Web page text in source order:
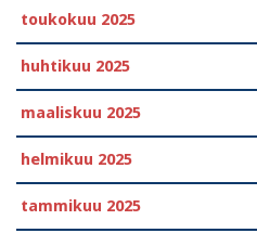
toukokuu 2025
huhtikuu 2025
maaliskuu 2025
helmikuu 2025
tammikuu 2025